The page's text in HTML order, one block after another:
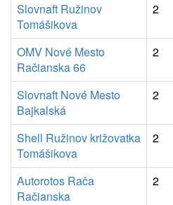
Slovnaft Ružinov
Tomášikova
2
OMV Nové Mesto
Račianska 66
2
Slovnaft Nové Mesto
Bajkalská
2
Shell Ružinov križovatka
Tomášikova
2
Autorotos Rača
Račianska
2